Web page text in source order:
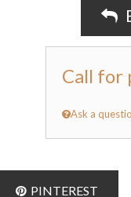
Call for
Ask a
PINTEREST